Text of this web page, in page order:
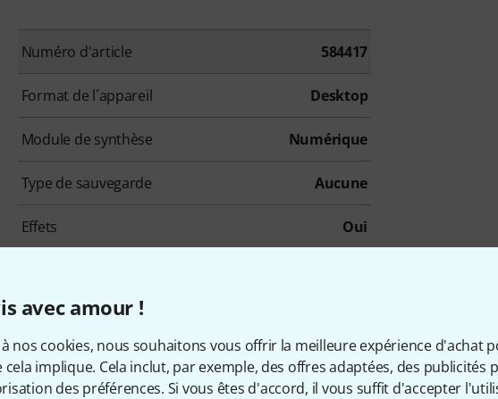
avec amour !
à nos cookies, nous souhaitons vous offrir la meilleure expérience d'achat
cela implique. Cela inclut, par exemple, des offres adaptées, des publicités
des préférences. Si vous êtes d'accord, il vous suffit d'accepter
Numéro d'article 584417
Format de l´appareil Desktop
Module de synthèse Numérique
Type de sauvegarde Aucune
Effets Oui
Écran